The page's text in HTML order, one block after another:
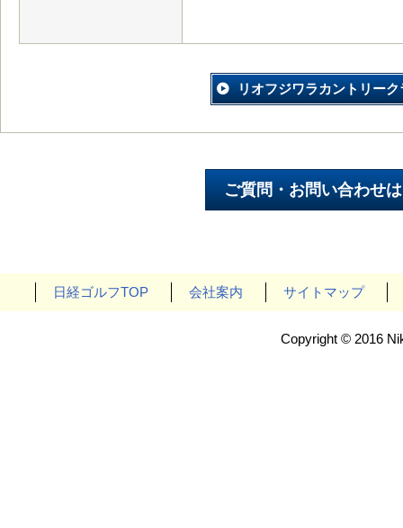
リオフジワラカントリー
日経ゴルフTOP 会社案内 サイトマップ
Copyright © 2016